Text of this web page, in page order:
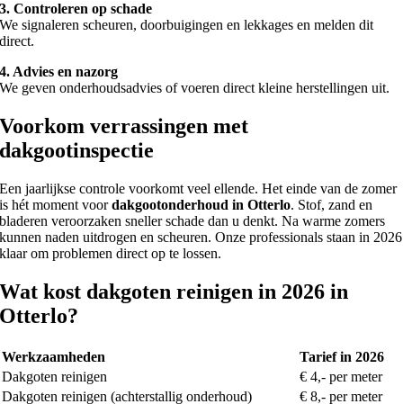
3. Controleren op schade
We signaleren scheuren, doorbuigingen en lekkages en melden dit
direct.
4. Advies en nazorg
We geven onderhoudsadvies of voeren direct kleine herstellingen uit.
Voorkom verrassingen met
dakgootinspectie
Een jaarlijkse controle voorkomt veel ellende. Het einde van de zomer
is hét moment voordakgootonderhoud in Otterlo. Stof, zand en
bladeren veroorzaken sneller schade dan u denkt. Na warme zomers
kunnen naden uitdrogen en scheuren. Onze professionals staan in 2026
klaar om problemen direct op te lossen.
Wat kost dakgoten reinigen in 2026 in
Otterlo?
Werkzaamheden
Tarief in 2026
Dakgoten reinigen
€ 4,- per meter
Dakgoten reinigen (achterstallig onderhoud)
€ 8,- per meter